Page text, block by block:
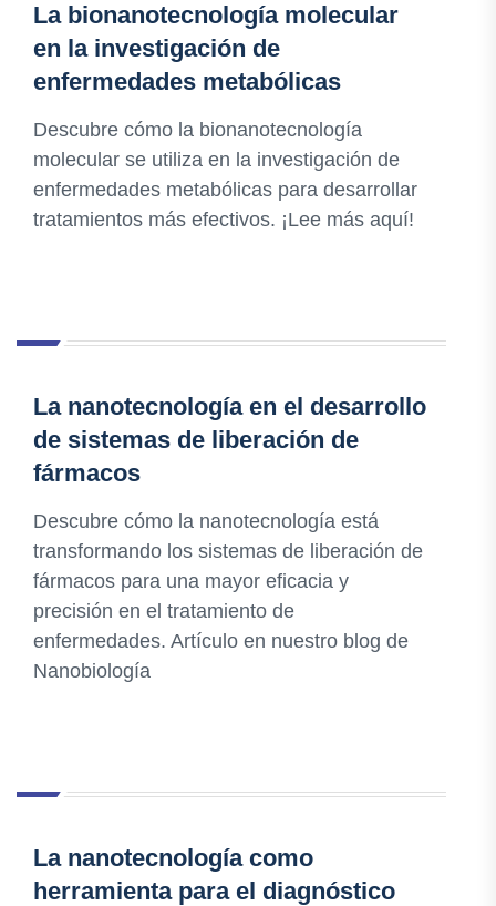
La bionanotecnología molecular
en la investigación de
enfermedades metabólicas
Descubre cómo la bionanotecnología
molecular se utiliza en la investigación de
enfermedades metabólicas para desarrollar
tratamientos más efectivos. ¡Lee más aquí!
La nanotecnología en el desarrollo
de sistemas de liberación de
fármacos
Descubre cómo la nanotecnología está
transformando los sistemas de liberación de
fármacos para una mayor eficacia y
precisión en el tratamiento de
enfermedades. Artículo en nuestro blog de
Nanobiología
La nanotecnología como
herramienta para el diagnóstico